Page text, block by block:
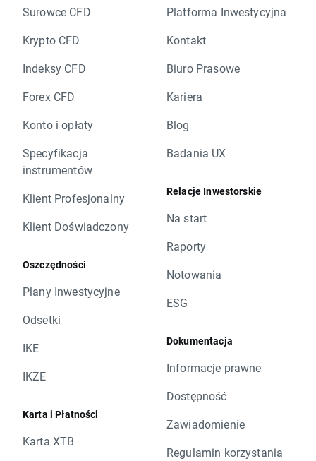
Surowce CFD
Krypto CFD
Indeksy CFD
Forex CFD
Konto i opłaty
Specyfikacja
instrumentów
Klient Profesjonalny
Klient Doświadczony
Oszczędności
Plany Inwestycyjne
Odsetki
IKE
IKZE
Karta i Płatności
Karta XTB
Platforma Inwestycyjna
Kontakt
Biuro Prasowe
Kariera
Blog
Badania UX
Relacje Inwestorskie
Na start
Raporty
Notowania
ESG
Dokumentacja
Informacje prawne
Dostępność
Zawiadomienie
Regulamin korzystania